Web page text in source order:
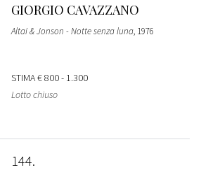
GIORGIO CAVAZZANO
Altai & Jonson - Notte senza luna, 1976
STIMA€ 800 - 1.300
Lotto chiuso
144